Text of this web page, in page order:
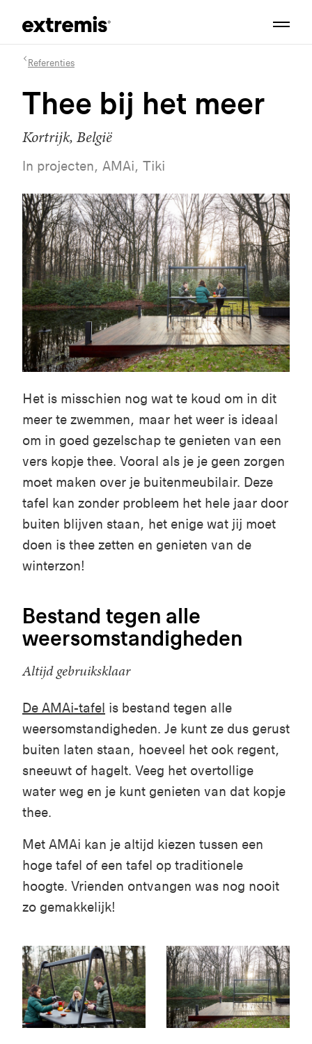
Referenties
Thee bij het meer
Kortrijk, België
In projecten, AMAi, Tiki
Het is misschien nog wat te koud om in dit
meer te zwemmen, maar het weer is ideaal
om in goed gezelschap te genieten van een
vers kopje thee. Vooral als je je geen zorgen
moet maken over je buitenmeubilair. Deze
tafel kan zonder probleem het hele jaar door
buiten blijven staan, het enige wat jij moet
doen is thee zetten en genieten van de
winterzon!
Bestand tegen alle
weersomstandigheden
Altijd gebruiksklaar
De AMAi-tafel is bestand tegen alle
weersomstandigheden. Je kunt ze dus gerust
buiten laten staan, hoeveel het ook regent,
sneeuwt of hagelt. Veeg het overtollige
water weg en je kunt genieten van dat kopje
thee.
Met AMAi kan je altijd kiezen tussen een
hoge tafel of een tafel op traditionele
hoogte. Vrienden ontvangen was nog nooit
zo gemakkelijk!